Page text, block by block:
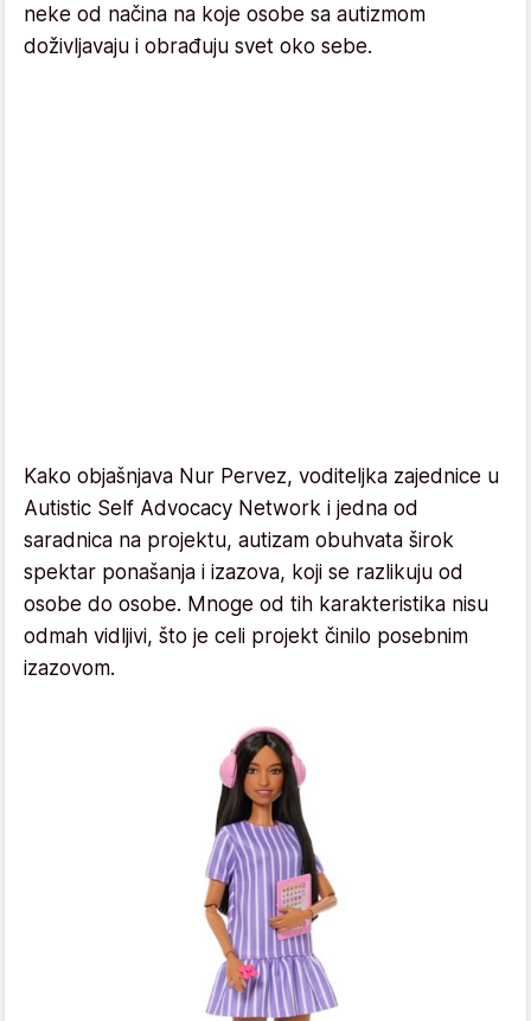
neke od načina na koje osobe sa autizmom
doživljavaju i obrađuju svet oko sebe.
Kako objašnjava Nur Pervez, voditeljka zajednice u
Autistic Self Advocacy Network i jedna od
saradnica na projektu, autizam obuhvata širok
spektar ponašanja i izazova, koji se razlikuju od
osobe do osobe. Mnoge od tih karakteristika nisu
odmah vidljivi, što je celi projekt činilo posebnim
izazovom.